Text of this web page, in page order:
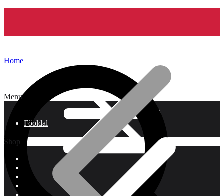
Menu
Főoldal
Shop
Home